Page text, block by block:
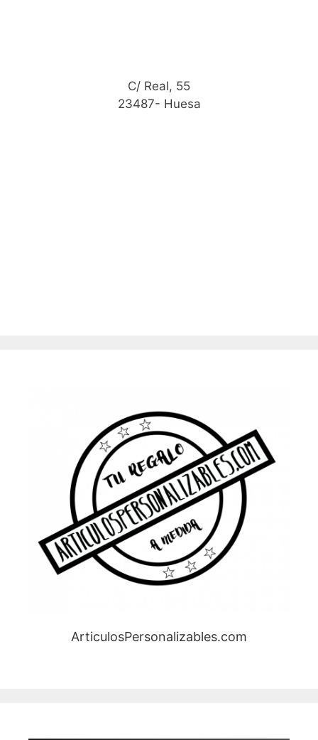
C/ Real, 55
23487- Huesa
ArticulosPersonalizables.com